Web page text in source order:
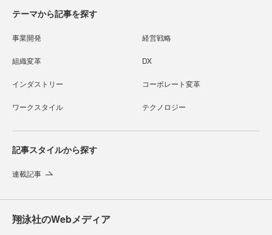
テーマから記事を探す
事業開発 経営戦略
組織変革 DX
インダストリー コーポレート変革
ワークスタイル テクノロジー
記事スタイルから探す
連載記事
翔泳社のWebメディア